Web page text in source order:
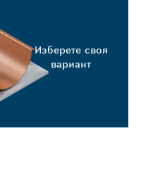
Изберете своя
вариант